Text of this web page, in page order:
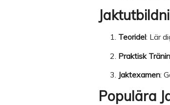
Teoridel: Lär
Praktisk
Jaktexamen:
Populära